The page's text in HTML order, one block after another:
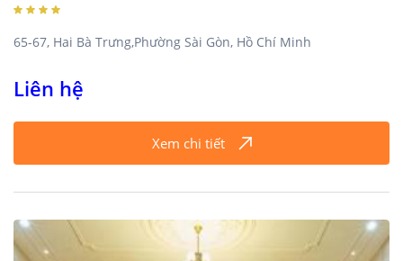
65-67, Hai Bà Trưng,Phường Sài Gòn, Hồ Chí Minh
Liên hệ
Xem chi tiết